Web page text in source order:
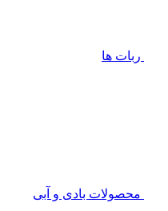
ربات ها
محصولات بادی و آبی